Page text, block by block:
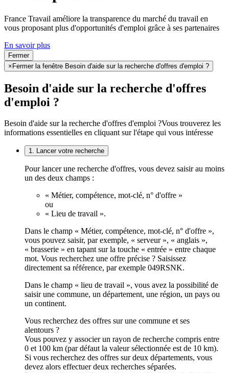
France Travail améliore la transparence du marché du travail en
vous proposant plus d'opportunités d'emploi grâce à ses partenaires
En savoir plus
Fermer
×Fermer la fenêtre Besoin d'aide sur la recherche d'offres d'emploi ?
Besoin d'aide sur la recherche d'offres
d'emploi ?
Besoin d'aide sur la recherche d'offres d'emploi ?Vous trouverez les
informations essentielles en cliquant sur l'étape qui vous intéresse
1. Lancer votre recherche
Pour lancer une recherche d'offres, vous devez saisir au moins
un des deux champs :
« Métier, compétence, mot-clé, n° d'offre »
ou
« Lieu de travail ».
Dans le champ « Métier, compétence, mot-clé, n° d'offre »,
vous pouvez saisir, par exemple, « serveur », « anglais »,
« brasserie » en tapant sur la touche « entrée » entre chaque
mot. Vous recherchez une offre précise ? Saisissez
directement sa référence, par exemple 049RSNK.
Dans le champ « lieu de travail », vous avez la possibilité de
saisir une commune, un département, une région, un pays ou
un continent.
Vous recherchez des offres sur une commune et ses
alentours ?
Vous pouvez y associer un rayon de recherche compris entre
0 et 100 km (par défaut la valeur sélectionnée est de 10 km).
Si vous recherchez des offres sur deux départements, vous
devez alors effectuer deux recherches séparées.